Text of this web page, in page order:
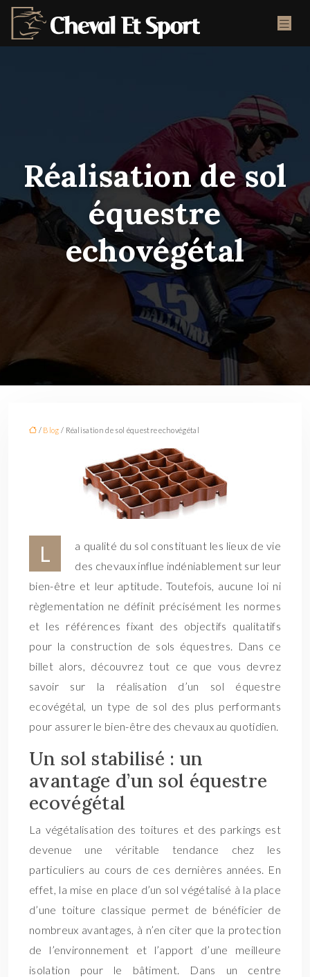
Réalisation de sol
équestre
echovégétal
/ Blog / Réalisation de sol équestre echovégétal
L
a qualité du sol constituant les lieux de vie
des chevaux influe indéniablement sur leur
bien-être et leur aptitude. Toutefois, aucune loi ni
règlementation ne définit précisément les normes
et les références fixant des objectifs qualitatifs
pour la construction de sols équestres. Dans ce
billet alors, découvrez tout ce que vous devrez
savoir sur la réalisation d’un sol équestre
ecovégétal, un type de sol des plus performants
pour assurer le bien-être des chevaux au quotidien.
Un sol stabilisé : un
avantage d’un sol équestre
ecovégétal
La végétalisation des toitures et des parkings est
devenue une véritable tendance chez les
particuliers au cours de ces dernières années. En
effet, la mise en place d’un sol végétalisé à la place
d’une toiture classique permet de bénéficier de
nombreux avantages, à n’en citer que la protection
de l’environnement et l’apport d’une meilleure
isolation pour le bâtiment. Dans un centre